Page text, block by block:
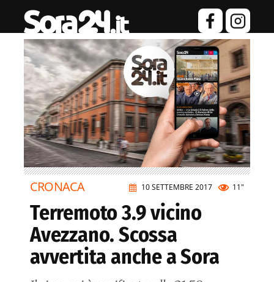
10 SETTEMBRE 2017 11"
CRONACA
Terremoto 3.9 vicino
Avezzano. Scossa
avvertita anche a Sora